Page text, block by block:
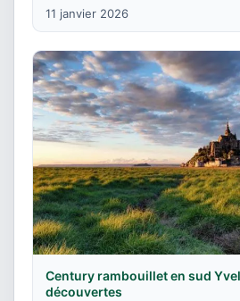
11 janvier 2026
Century rambouillet en sud
découvertes